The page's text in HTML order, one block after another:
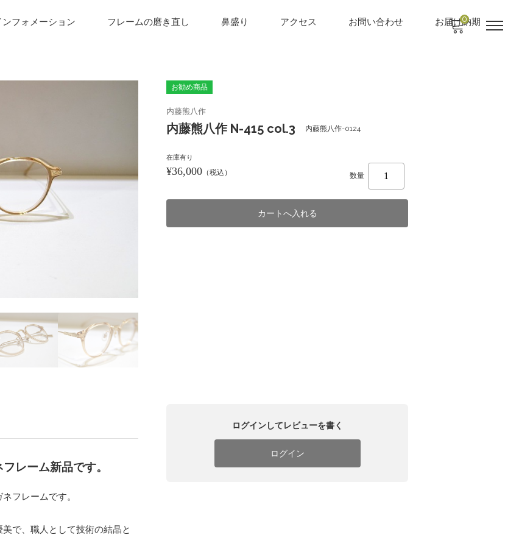
ンフォメーション フレームの磨き直し 鼻盛り アクセス お問い合わせ お届け納期
0
お勧め商品
内藤熊八作
内藤熊八作 N-415 col.3 内藤熊八作-0124
在庫有り
¥36,000 （税込） 数量
レーム新品です。
フレームです。
で、職人として技術の結晶と
ログインしてレビューを書く
ログイン